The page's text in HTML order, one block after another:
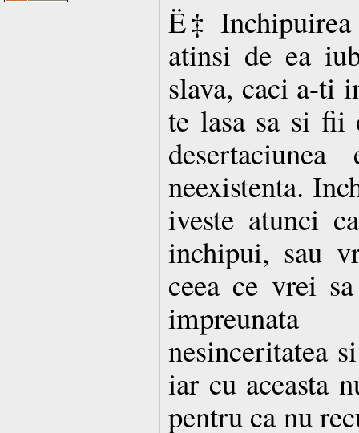
Ë‡
atinsi de ea
slava, caci a-ti
te lasa sa si fii
neexistenta.
iveste atunci
inchipui, sau
ceea ce vrei
nesinceritatea
iar cu aceasta
pentru ca nu